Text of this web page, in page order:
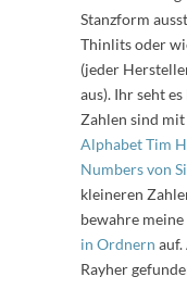
Stanzform
Thinlits oder
(jeder
aus). Ihr seht
Zahlen sind
Alphabet Tim
Numbers von
kleineren
bewahre
in Ordnern auf.
Rayher